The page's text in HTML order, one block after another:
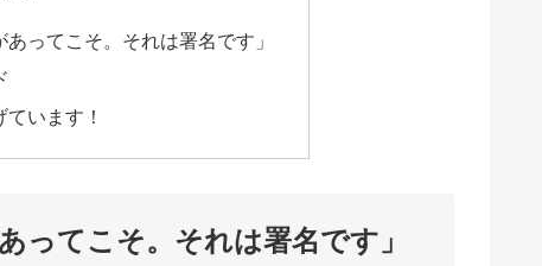
ってこそ。それは署名です」
います！
ってこそ。それは署名です」